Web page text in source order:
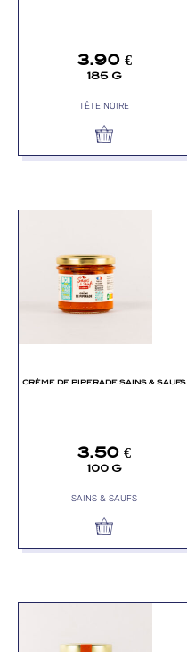
3.90 €
185 G
TÊTE NOIRE
CRÈME DE PIPERADE SAINS & SAUFS
3.50 €
100 G
SAINS & SAUFS